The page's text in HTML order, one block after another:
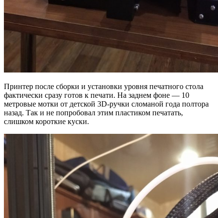
Принтер после сборки и установки уровня печатного стола
фактически сразу готов к печати. На заднем фоне — 10
метровые мотки от детской 3D-ручки сломаной года полтора
назад. Так и не попробовал этим пластиком печатать,
слишком короткие куски.